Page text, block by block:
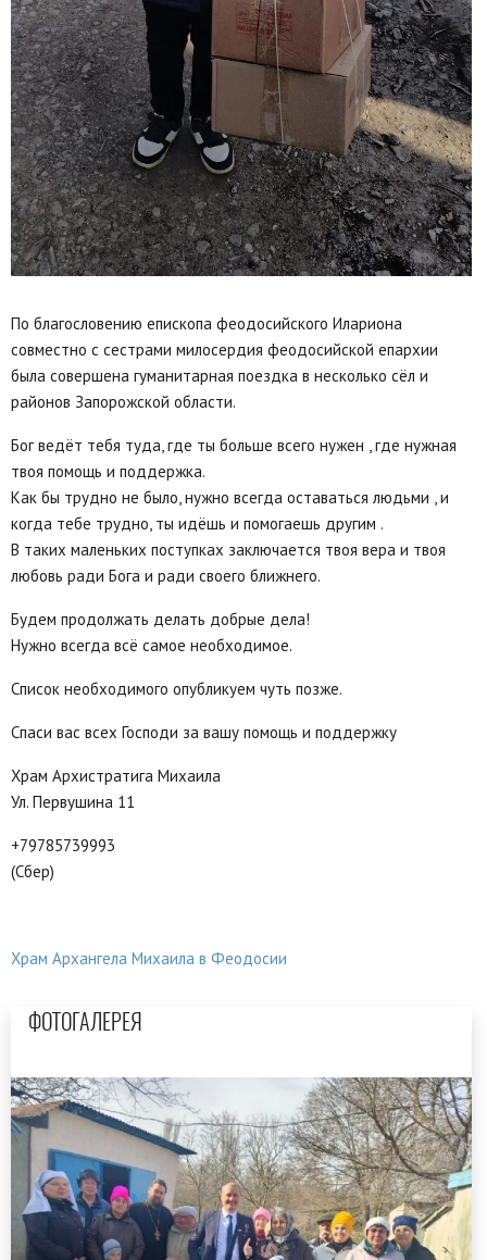
По благословению епископа феодосийского Илариона
совместно с сестрами милосердия феодосийской епархии
была совершена гуманитарная поездка в несколько сёл и
районов Запорожской области.
Бог ведёт тебя туда, где ты больше всего нужен , где нужная
твоя помощь и поддержка.
Как бы трудно не было, нужно всегда оставаться людьми , и
когда тебе трудно, ты идёшь и помогаешь другим .
В таких маленьких поступках заключается твоя вера и твоя
любовь ради Бога и ради своего ближнего.
Будем продолжать делать добрые дела!
Нужно всегда всё самое необходимое.
Список необходимого опубликуем чуть позже.
Спаси вас всех Господи за вашу помощь и поддержку
Храм Архистратига Михаила
Ул. Первушина 11
+79785739993
(Сбер)
Храм Архангела Михаила в Феодосии
ФОТОГАЛЕРЕЯ